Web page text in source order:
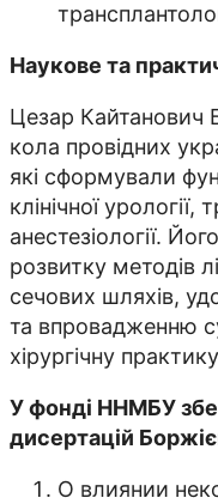
Наукове та
Цезар Кайтанович
кола провідних
які сформували
клінічної урології,
анестезіології.
розвитку методів
сечових шляхів,
та впровадженню
хірургічну
У фонді ННМБУ
дисертацій
О влиянии